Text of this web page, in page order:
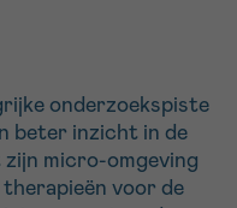
onderzoekspiste
beter inzicht in de
micro-omgeving
voor de